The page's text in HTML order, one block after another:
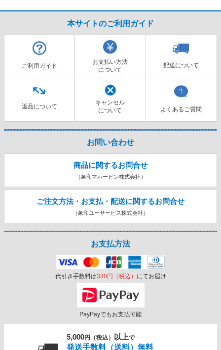
本サイトのご利用ガイド
ご利用ガイド
お支払い方法
について
配送について
返品について
キャンセル
について
よくあるご質問
お問い合わせ
商品に関するお問合せ
（象印マホービン株式会社）
ご注文方法・お支払・配送に関するお問合せ
（象印ユーサービス株式会社）
お支払方法
代引き手数料は330円（税込） にてお届け
PayPayでもお支払可能
5,000円（税込） 以上で
発送手数料（送料）無料